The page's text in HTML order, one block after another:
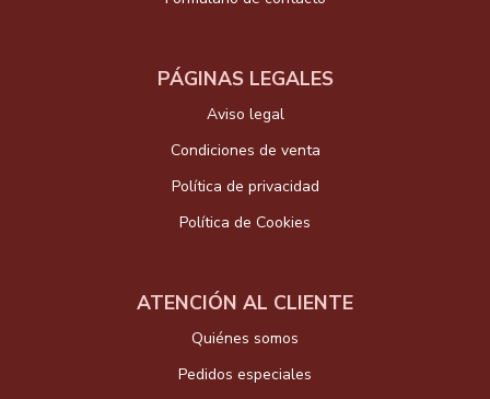
PÁGINAS LEGALES
Aviso legal
Condiciones de venta
Política de privacidad
Política de Cookies
ATENCIÓN AL CLIENTE
Quiénes somos
Pedidos especiales